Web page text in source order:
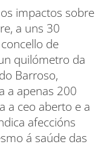
impactos sobre
a uns 30
de
quilómetro da
Barroso,
a apenas 200
a ceo aberto e a
afeccións
á saúde das